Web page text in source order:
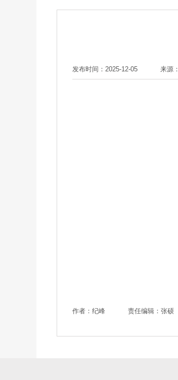
发布时间：2025-12-05 来源：
作者：纪峰 责任编辑：张硕